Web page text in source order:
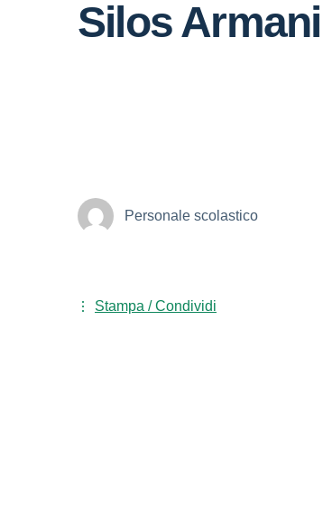
Silos Armani
Personale scolastico
Stampa / Condividi